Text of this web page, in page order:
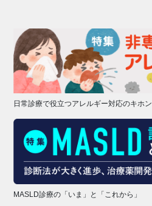
日常診療で役立つアレルギー対応のキホン
MASLD診療の「いま」と「これから」